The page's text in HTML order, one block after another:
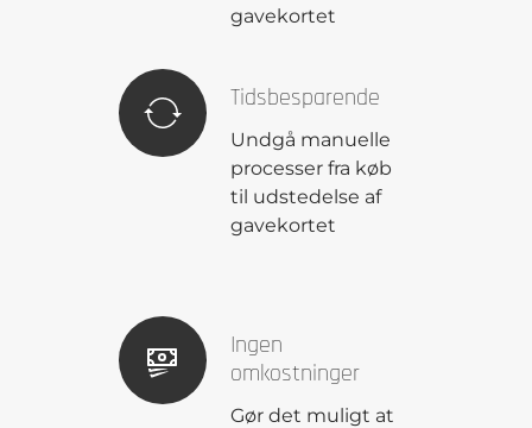
gavekortet
Tidsbesparende
Undgå manuelle
processer fra køb
til udstedelse af
gavekortet
Ingen
omkostninger
Gør det muligt at